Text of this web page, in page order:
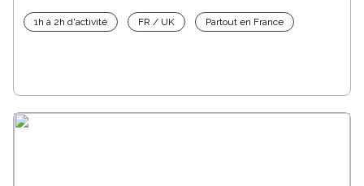
1h à 2h d'activité FR / UK Partout en France